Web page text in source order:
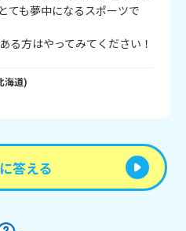
ても夢中になるスポーツで
る方はやってみてください！
海道)
答える